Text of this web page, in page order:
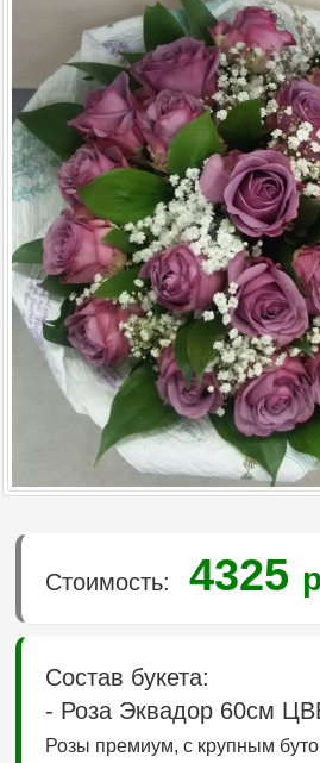
Стоимость: 4325
Состав букета:
- Роза Эквадор 60см
Розы премиум, с крупным